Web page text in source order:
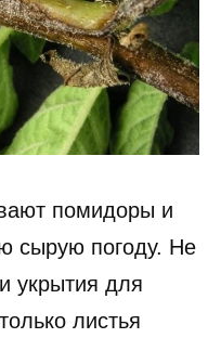
помидоры и
сырую погоду. Не
укрытия для
листья